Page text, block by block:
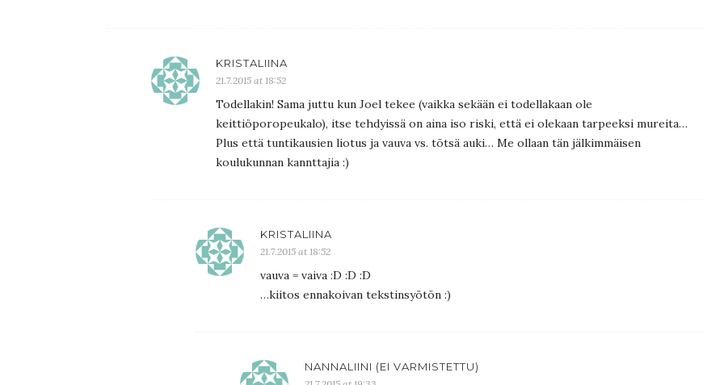
KRISTALIINA
21.7.2015 at 18:52
Todellakin! Sama juttu kun Joel tekee (vaikka sekään ei todellakaan ole
keittiöporopeukalo), itse tehdyissä on aina iso riski, että ei olekaan tarpeeksi mureita…
Plus että tuntikausien liotus ja vauva vs. tötsä auki… Me ollaan tän jälkimmäisen
koulukunnan kannttajia :)
KRISTALIINA
21.7.2015 at 18:52
vauva = vaiva :D :D :D
…kiitos ennakoivan tekstinsyötön :)
NANNALIINI (EI VARMISTETTU)